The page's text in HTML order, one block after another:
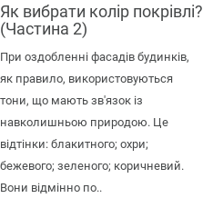
Як вибрати колір покрівлі?
(Частина 2)
При оздобленні фасадів будинків,
як правило, використовуються
тони, що мають зв'язок із
навколишньою природою. Це
відтінки: блакитного; охри;
бежевого; зеленого; коричневий.
Вони відмінно по..